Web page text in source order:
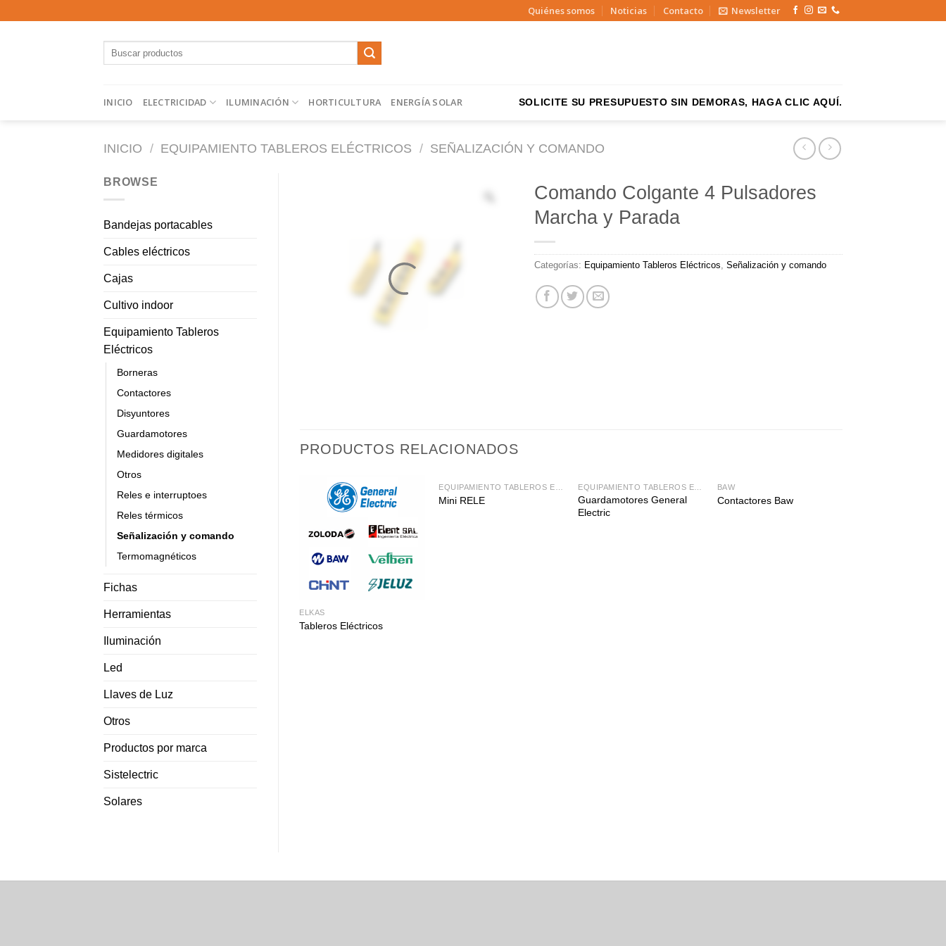
Quiénes somos Noticias Contacto Newsletter
INICIO ELECTRICIDAD ILUMINACIÓN HORTICULTURA ENERGÍA SOLAR SOLICITE SU PRESUPUESTO SIN DEMORAS, HAGA CLIC AQUÍ.
INICIO / EQUIPAMIENTO TABLEROS ELÉCTRICOS / SEÑALIZACIÓN Y COMANDO
BROWSE
Bandejas portacables
Cables eléctricos
Cajas
Cultivo indoor
Equipamiento Tableros
Eléctricos
Borneras
Contactores
Disyuntores
Guardamotores
Medidores digitales
Otros
Reles e interruptoes
Reles térmicos
Señalización y comando
Termomagnéticos
Fichas
Herramientas
Iluminación
Led
Llaves de Luz
Otros
Productos por marca
Sistelectric
Solares
Comando Colgante 4 Pulsadores
Marcha y Parada
Categorías: Equipamiento Tableros Eléctricos,Señalización y comando
PRODUCTOS RELACIONADOS
ELKAS
Tableros Eléctricos
Mini RELE
Guardamotores General
Electric
BAW
Contactores Baw